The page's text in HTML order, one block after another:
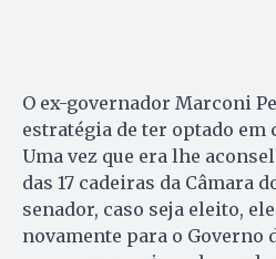
O ex-governador Marconi
estratégia de ter optado em
Uma vez que era lhe
das 17 cadeiras da Câmara
senador, caso seja eleito,
novamente para o Governo